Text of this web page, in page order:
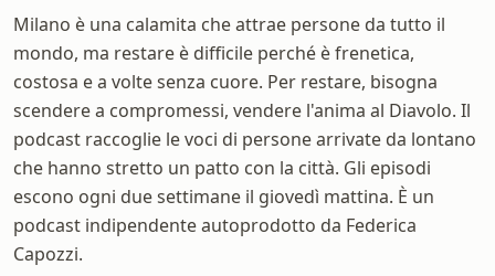
Milano è una calamita che attrae persone da tutto il
mondo, ma restare è difficile perché è frenetica,
costosa e a volte senza cuore. Per restare, bisogna
scendere a compromessi, vendere l'anima al Diavolo. Il
podcast raccoglie le voci di persone arrivate da lontano
che hanno stretto un patto con la città. Gli episodi
escono ogni due settimane il giovedì mattina. È un
podcast indipendente autoprodotto da Federica
Capozzi.